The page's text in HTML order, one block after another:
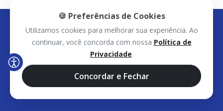
🍪 Preferências de Cookies
Utilizamos cookies para melhorar sua experiência. Ao
continuar, você concorda com nossa Política de
Privacidade.
Concordar e Fechar